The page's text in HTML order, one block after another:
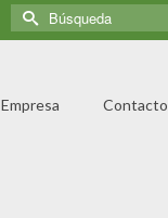
Empresa Contacto